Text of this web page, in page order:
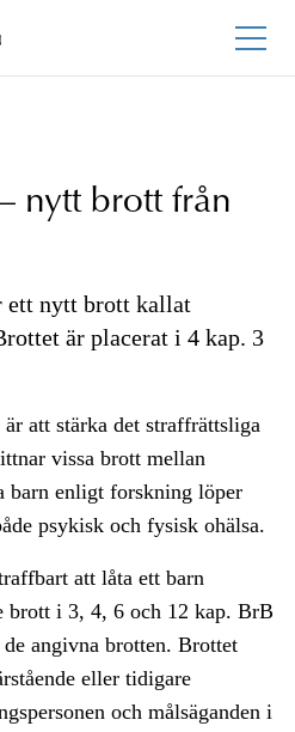
nytt brott från
ett nytt brott kallat
är placerat i 4 kap. 3
att stärka det straffrättsliga
vissa brott mellan
barn enligt forskning löper
psykisk och fysisk ohälsa.
att låta ett barn
brott i 3, 4, 6 och 12 kap. BrB
angivna brotten. Brottet
eller tidigare
och målsäganden i